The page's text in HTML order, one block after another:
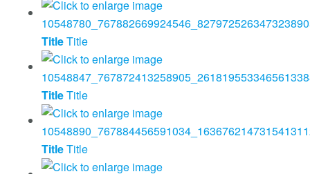
TitleTitle
TitleTitle
TitleTitle